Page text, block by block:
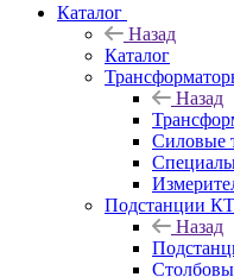
Каталог
Назад
Каталог
Назад
Силовые
Подстанции
Назад